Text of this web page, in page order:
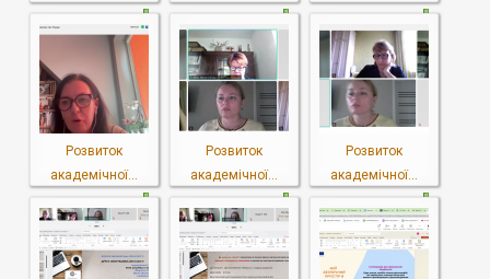
Розвиток
академічної...
Розвиток
академічної...
Розвиток
академічної...